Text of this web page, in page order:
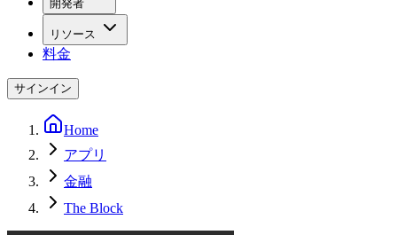
開発者
リソース
料金
サインイン
Home
アプリ
金融
The Block